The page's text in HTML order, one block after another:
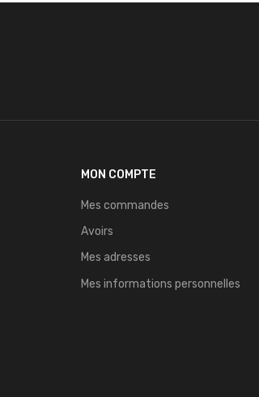
MON COMPTE
Mes commandes
Avoirs
Mes adresses
Mes informations personnelles